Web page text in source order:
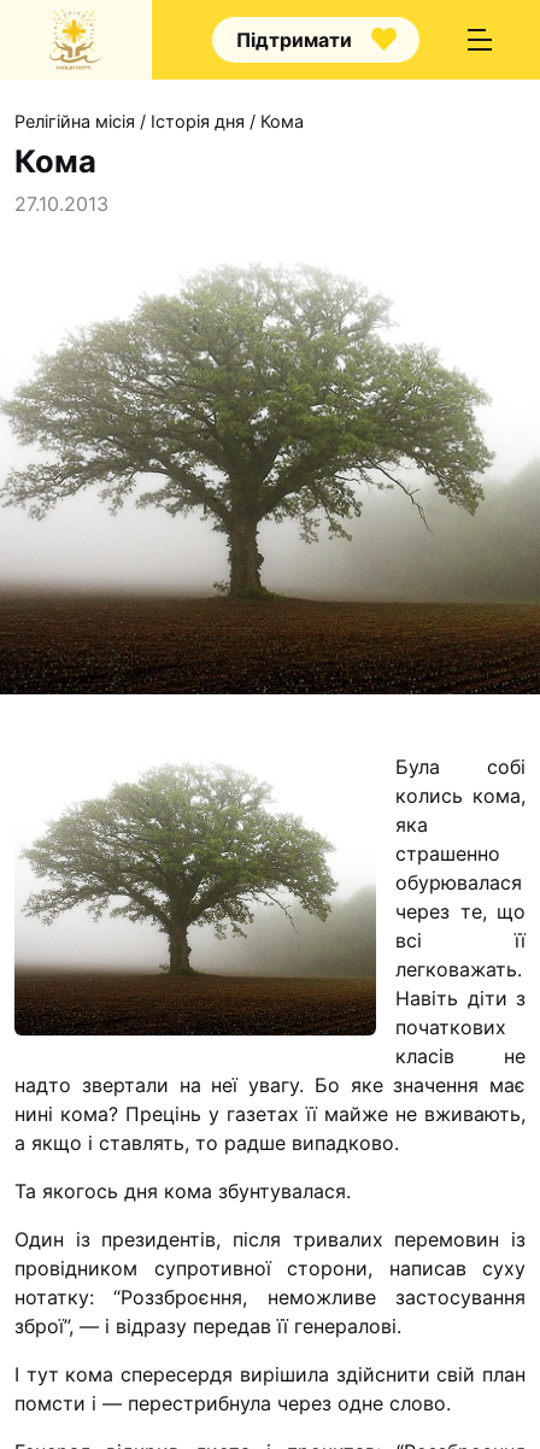
Підтримати
Капелани
Волонтерство
Наші напрямки
Наш покровитель
Контакти
Проекти
Футбольна
Кулінарний гурток
Іконописна школа
“Капеланчики”
одна родина
Чемпіонат з міні-
“КОПА”
Як допомогти
Ми помолимося
З рук в руки
Підтримати сім’ю
Юричко
“#Усинови_ТИ”
Законодавство
Освіта
Контакти
(096) 749 79 80
Релігійна місія / Історія дня / Кома
Кома
27.10.2013
Була собі
колись кома,
яка
страшенно
обурювалася
через те, що
всі її
легковажать.
Навіть діти з
початкових
класів не
надто звертали на неї увагу. Бо яке значення має
нині кома? Прецінь у газетах її майже не вживають,
а якщо і ставлять, то радше випадково.
Та якогось дня кома збунтувалася.
Один із президентів, після тривалих перемовин із
провідником супротивної сторони, написав суху
нотатку: “Роззброєння, неможливе застосування
зброї”, — і відразу передав її генералові.
І тут кома спересердя вирішила здійснити свій план
помсти і — перестрибнула через одне слово.